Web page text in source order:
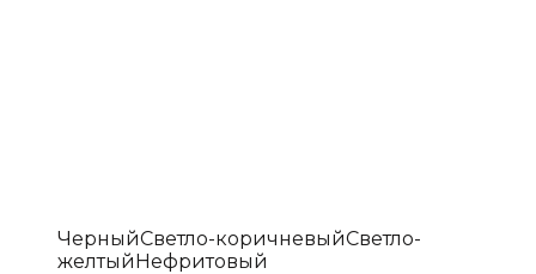
ЧерныйСветло-коричневыйСветло-
желтыйНефритовый